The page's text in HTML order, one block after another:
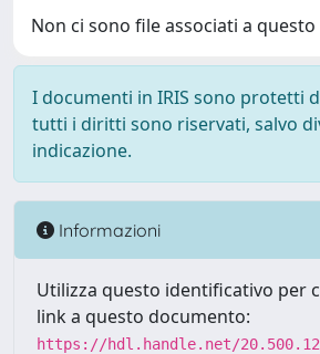
Non ci sono file associati a
I documenti in IRIS sono protetti
tutti i diritti sono riservati, salvo
indicazione.
Informazioni
Utilizza questo identificativo per
link a questo documento:
https://hdl.handle.net/